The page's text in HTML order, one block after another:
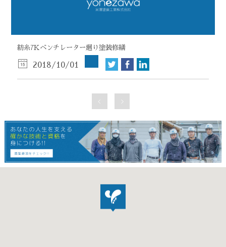
紡糸7Kベンチレーター廻り塗装修繕
2018/10/01